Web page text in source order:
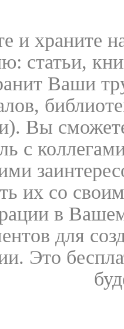
и храните
статьи,
Ваши
Вы
с
их со
в
для
Это